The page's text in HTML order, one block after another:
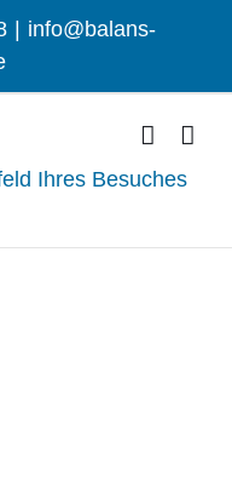
| info@balans-
Ihres Besuches